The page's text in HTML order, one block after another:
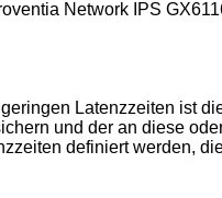
Network IPS
Latenzzeiten ist
und der an diese
definiert werden,